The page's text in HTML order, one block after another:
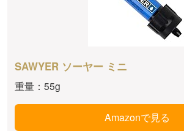
SAWYER ソーヤー ミニ
重量：55g
Amazonで見る